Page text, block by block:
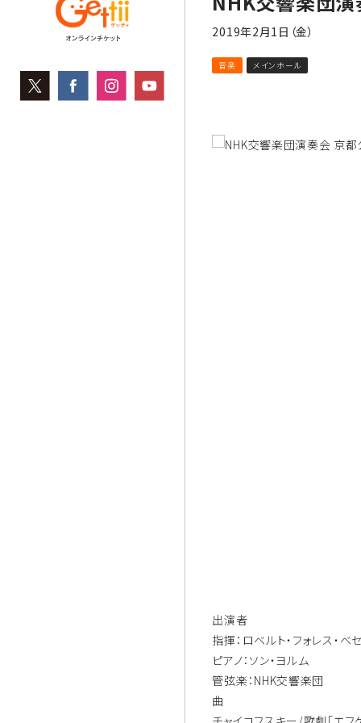
2019年2月1日（金）
音楽 メインホール
出演者
指揮：ロベルト・フォレス・ベ
ピアノ：ソン・ヨルム
管弦楽：NHK交響楽団
曲